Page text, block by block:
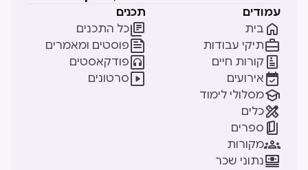
עמודים
בית 
תיקי עבודות
קורות חיים 
אירועים 
מסלולי לימוד
כלים
ספרים 
מקורות
נתוני שכר
תכנים
כל התכנים
פוסטים ומאמרים
פודקאסטים
סרטונים